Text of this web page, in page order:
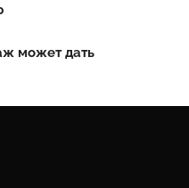
может дать